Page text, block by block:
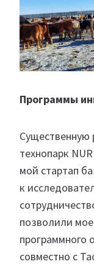
Программы
Существенную
технопарк
мой стартап
к
позволили
программного
совместно с